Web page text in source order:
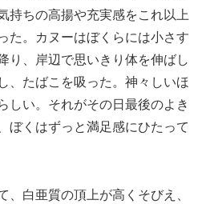
持ちの高揚や充実感をこれ以上
た。カヌーはぼくらには小さす
り、岸辺で思いきり体を伸ばし
、たばこを吸った。神々しいほ
しい。それがその日最後のよき
ぼくはずっと満足感にひたって
、白亜質の頂上が高くそびえ、